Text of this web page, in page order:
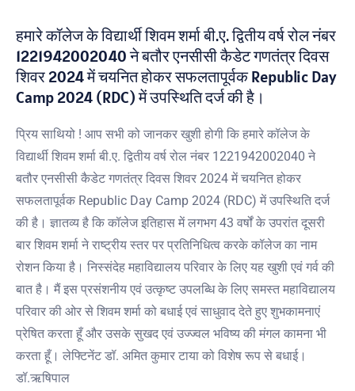
हमारे कॉलेज के विद्यार्थी शिवम शर्मा बी.ए. द्वितीय वर्ष रोल नंबर
1221942002040 ने बतौर एनसीसी कैडेट गणतंत्र दिवस
शिवर 2024 में चयनित होकर सफलतापूर्वक Republic Day
Camp 2024 (RDC) में उपस्थिति दर्ज की है।
प्रिय साथियो ! आप सभी को जानकर खुशी होगी कि हमारे कॉलेज के
विद्यार्थी शिवम शर्मा बी.ए. द्वितीय वर्ष रोल नंबर 1221942002040 ने
बतौर एनसीसी कैडेट गणतंत्र दिवस शिवर 2024 में चयनित होकर
सफलतापूर्वक Republic Day Camp 2024 (RDC) में उपस्थिति दर्ज
की है। ज्ञातव्य है कि कॉलेज इतिहास में लगभग 43 वर्षों के उपरांत दूसरी
बार शिवम शर्मा ने राष्ट्रीय स्तर पर प्रतिनिधित्व करके कॉलेज का नाम
रोशन किया है। निस्संदेह महाविद्यालय परिवार के लिए यह खुशी एवं गर्व की
बात है। मैं इस प्रसंशनीय एवं उत्कृष्ट उपलब्धि के लिए समस्त महाविद्यालय
परिवार की ओर से शिवम शर्मा को बधाई एवं साधुवाद देते हुए शुभकामनाएं
प्रेषित करता हूँ और उसके सुखद एवं उज्ज्वल भविष्य की मंगल कामना भी
करता हूँ। लेफ्टिनेंट डॉ. अमित कुमार टाया को विशेष रूप से बधाई।
डॉ.ऋषिपाल